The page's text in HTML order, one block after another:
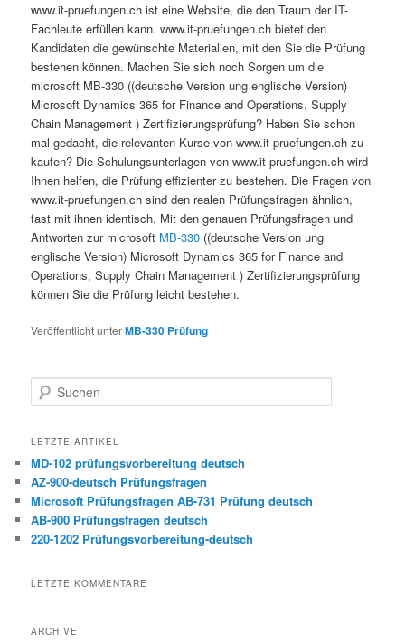
www.it-pruefungen.ch ist eine Website, die den Traum der IT-
Fachleute erfüllen kann. www.it-pruefungen.ch bietet den
Kandidaten die gewünschte Materialien, mit den Sie die Prüfung
bestehen können. Machen Sie sich noch Sorgen um die
microsoft MB-330 ((deutsche Version ung englische Version)
Microsoft Dynamics 365 for Finance and Operations, Supply
Chain Management ) Zertifizierungsprüfung? Haben Sie schon
mal gedacht, die relevanten Kurse von www.it-pruefungen.ch zu
kaufen? Die Schulungsunterlagen von www.it-pruefungen.ch wird
Ihnen helfen, die Prüfung effizienter zu bestehen. Die Fragen von
www.it-pruefungen.ch sind den realen Prüfungsfragen ähnlich,
fast mit ihnen identisch. Mit den genauen Prüfungsfragen und
Antworten zur microsoft MB-330 ((deutsche Version ung
englische Version) Microsoft Dynamics 365 for Finance and
Operations, Supply Chain Management ) Zertifizierungsprüfung
können Sie die Prüfung leicht bestehen.
Veröffentlicht unterMB-330 Prüfung
Suchen
LETZTE ARTIKEL
MD-102 prüfungsvorbereitung deutsch
AZ-900-deutsch Prüfungsfragen
Microsoft Prüfungsfragen AB-731 Prüfung deutsch
AB-900 Prüfungsfragen deutsch
220-1202 Prüfungsvorbereitung-deutsch
LETZTE KOMMENTARE
ARCHIVE